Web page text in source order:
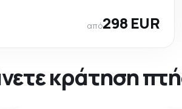
από298 EUR
κράτηση